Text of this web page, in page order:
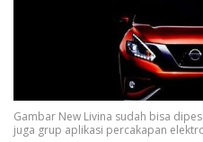
Gambar New Livina sudah bisa
juga grup aplikasi percakapan